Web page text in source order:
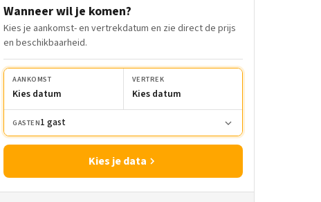
Wanneer wil je komen?
Kies je aankomst- en vertrekdatum en zie direct de prijs
en beschikbaarheid.
AANKOMST
Kies datum
VERTREK
Kies datum
GASTEN1 gast
Kies je data